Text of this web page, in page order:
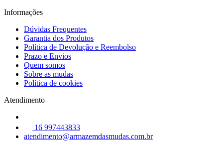
Informações
Dúvidas Frequentes
Garantia dos Produtos
Política de Devolução e Reembolso
Prazo e Envios
Quem somos
Sobre as mudas
Política de cookies
Atendimento
16 997443833
atendimento@armazemdasmudas.com.br